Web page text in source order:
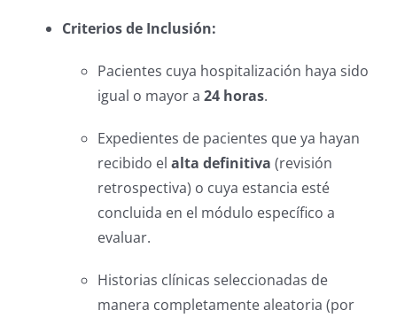
Criterios de Inclusión:
Pacientes cuya hospitalización haya sido
igual o mayor a 24 horas.
Expedientes de pacientes que ya hayan
recibido el alta definitiva (revisión
retrospectiva) o cuya estancia esté
concluida en el módulo específico a
evaluar.
Historias clínicas seleccionadas de
manera completamente aleatoria (por